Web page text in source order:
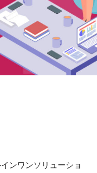
ンワンソリューショ